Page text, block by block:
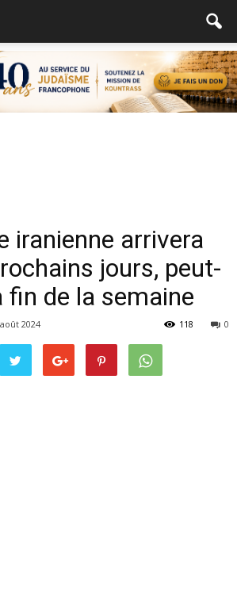
iranienne arrivera
jours, peut-
fin de la semaine
2024 0
118